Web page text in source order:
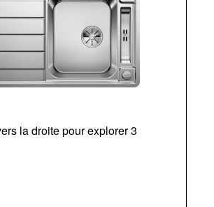
la droite pour explorer 3